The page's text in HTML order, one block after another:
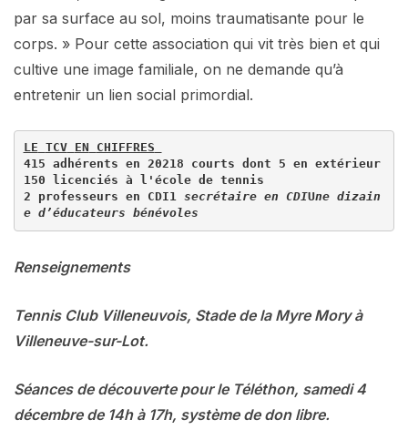
par sa surface au sol, moins traumatisante pour le
corps. » Pour cette association qui vit très bien et qui
cultive une image familiale, on ne demande qu’à
entretenir un lien social primordial.
LE TCV EN
CHIFFRES
415 adhérents en 20218 courts dont 5
en extérieur
150
2 professeurs en CDI1 secrétaire en CDIUne dizain
e d’éducateurs bénévoles
Renseignements
Tennis Club Villeneuvois, Stade de la Myre Mory à
Villeneuve-sur-Lot.
Séances de découverte pour le Téléthon, samedi 4
décembre de 14h à 17h, système de don libre.